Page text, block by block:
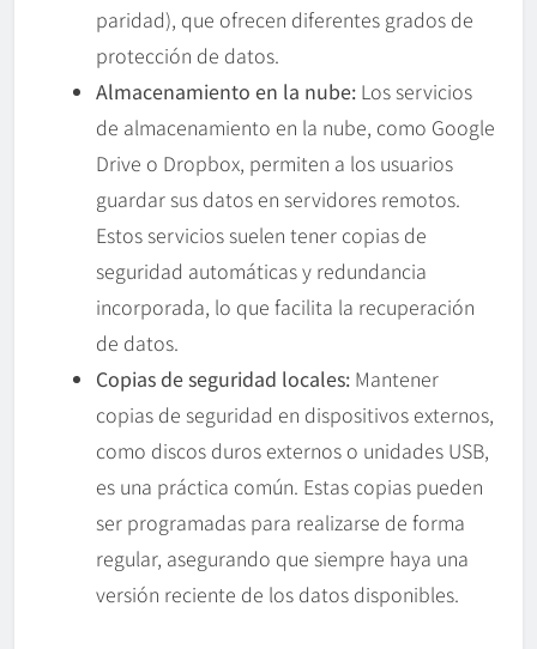
paridad), que ofrecen diferentes grados de
protección de datos.
Almacenamiento en la nube: Los servicios
de almacenamiento en la nube, como Google
Drive o Dropbox, permiten a los usuarios
guardar sus datos en servidores remotos.
Estos servicios suelen tener copias de
seguridad automáticas y redundancia
incorporada, lo que facilita la recuperación
de datos.
Copias de seguridad locales: Mantener
copias de seguridad en dispositivos externos,
como discos duros externos o unidades USB,
es una práctica común. Estas copias pueden
ser programadas para realizarse de forma
regular, asegurando que siempre haya una
versión reciente de los datos disponibles.